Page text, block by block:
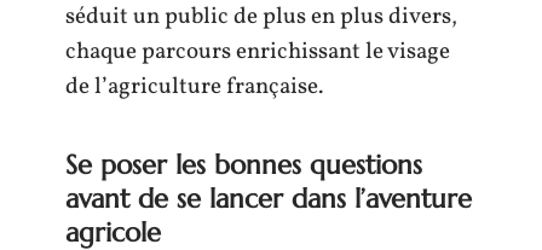
séduit un public de plus en plus divers,
chaque parcours enrichissant le visage
de l’agriculture française.
Se poser les bonnes questions
avant de se lancer dans l’aventure
agricole